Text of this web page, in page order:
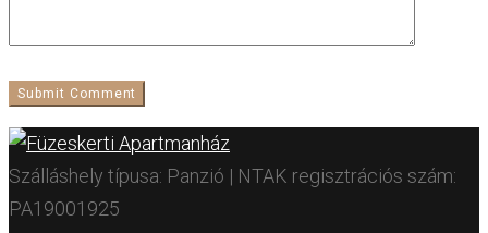
Szálláshely típusa: Panzió | NTAK regisztrációs szám:
PA19001925